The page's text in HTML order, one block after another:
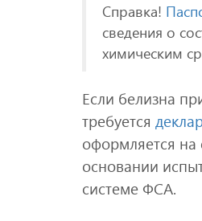
Справка!
сведения о
химическим
Если белизна
требуется
оформляется на
основании
системе ФСА.